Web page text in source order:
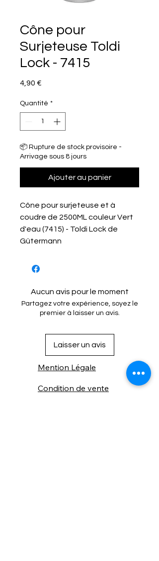
Cône pour
Surjeteuse Toldi
Lock - 7415
4,90 €
Quantité *
📦 Rupture de stock provisoire -
Arrivage sous 8 jours
Ajouter au panier
Cône pour surjeteuse et à
coudre de 2500ML couleur Vert
d'eau (7415) - Toldi Lock de
Gütermann
Aucun avis pour le moment
Partagez votre expérience, soyez le
premier à laisser un avis.
Laisser un avis
Mention Légale
Condition de vente